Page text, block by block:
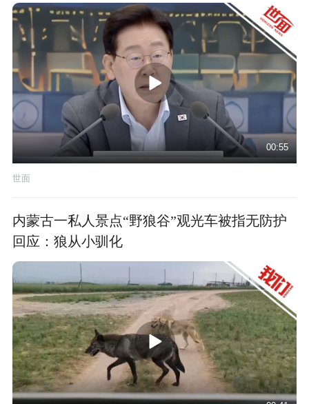
00:55
世面
内蒙古一私人景点“野狼谷”观光车被指无防护
回应：狼从小驯化